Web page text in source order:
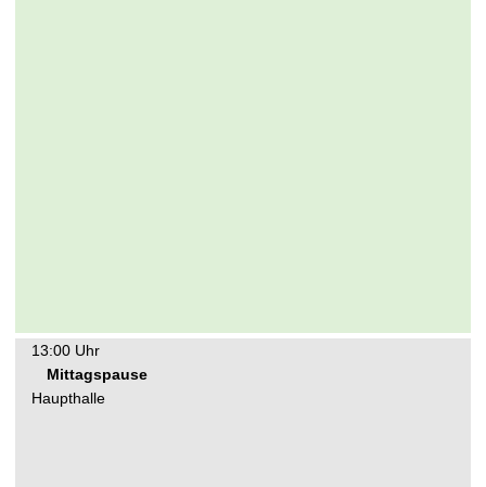
13:00 Uhr
Mittagspause
Haupthalle